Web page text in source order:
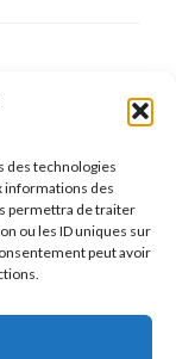
des technologies
informations des
permettra de traiter
ou les ID uniques sur
peut avoir